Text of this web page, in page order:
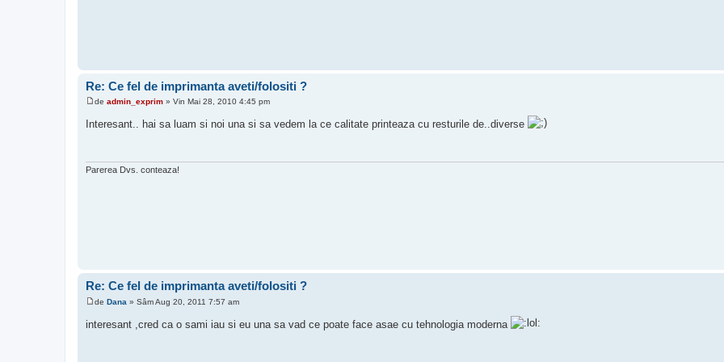
Re: Ce fel de imprimanta aveti/folositi ?
e
s
de admin_exprim » Vin Mai 28, 2010 4:45 pm
Interesant.. hai sa luam si noi una si sa vedem la ce calitate printeaza cu resturile de..diverse
Parerea Dvs. conteaza!
Re: Ce fel de imprimanta aveti/folositi ?
s
de Dana » Sâm Aug 20, 2011 7:57 am
interesant ,cred ca o sami iau si eu una sa vad ce poate face asae cu tehnologia moderna